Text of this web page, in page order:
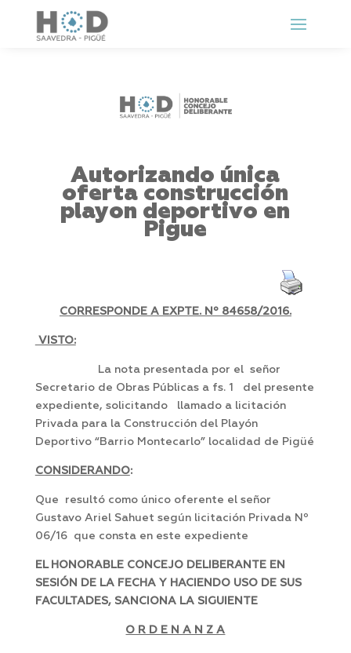
Autorizando única
oferta construcción
playon deportivo en
Pigue
CORRESPONDE A EXPTE. Nº 84658/2016.
VISTO:
La nota presentada por el señor
Secretario de Obras Públicas a fs. 1 del presente
expediente, solicitando llamado a licitación
Privada para la Construcción del Playón
Deportivo “Barrio Montecarlo” localidad de Pigüé
CONSIDERANDO:
Que resultó como único oferente el señor
Gustavo Ariel Sahuet según licitación Privada Nº
06/16 que consta en este expediente
EL HONORABLE CONCEJO DELIBERANTE EN
SESIÓN DE LA FECHA Y HACIENDO USO DE SUS
FACULTADES, SANCIONA LA SIGUIENTE
O R D E N A N Z A